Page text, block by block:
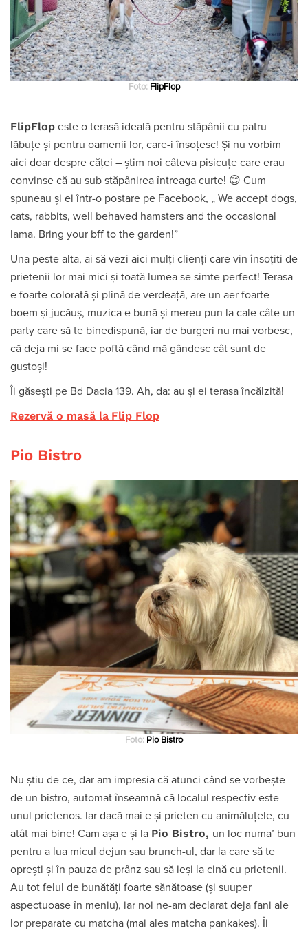
Foto: FlipFlop
FlipFlop este o terasă ideală pentru stăpânii cu patru
lăbuțe și pentru oamenii lor, care-i însoțesc! Și nu vorbim
aici doar despre căței – știm noi câteva pisicuțe care erau
convinse că au sub stăpânirea întreaga curte! 😊 Cum
spuneau și ei într-o postare pe Facebook, „ We accept dogs,
cats, rabbits, well behaved hamsters and the occasional
lama. Bring your bff to the garden!”
Una peste alta, ai să vezi aici mulți clienți care vin însoțiti de
prietenii lor mai mici și toată lumea se simte perfect! Terasa
e foarte colorată și plină de verdeață, are un aer foarte
boem și jucăuș, muzica e bună și mereu pun la cale câte un
party care să te binedispună, iar de burgeri nu mai vorbesc,
că deja mi se face poftă când mă gândesc cât sunt de
gustoși!
Îi găsești pe Bd Dacia 139. Ah, da: au și ei terasa încălzită!
Rezervă o masă la Flip Flop
Pio Bistro
Foto: Pio Bistro
Nu știu de ce, dar am impresia că atunci când se vorbește
de un bistro, automat înseamnă că localul respectiv este
unul prietenos. Iar dacă mai e și prieten cu animăluțele, cu
atât mai bine! Cam așa e și la Pio Bistro, un loc numa’ bun
pentru a lua micul dejun sau brunch-ul, dar la care să te
oprești și în pauza de prânz sau să ieși la cină cu prietenii.
Au tot felul de bunătăți foarte sănătoase (și suuper
aspectuoase în meniu), iar noi ne-am declarat deja fani ale
lor preparate cu matcha (mai ales matcha pankakes). Îi